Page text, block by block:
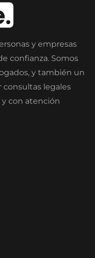
y empresas
confianza. Somos
y también un
consultas legales
y con atención